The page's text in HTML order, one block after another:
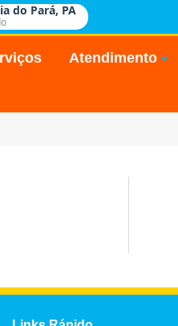
do Pará, PA
Atendimento